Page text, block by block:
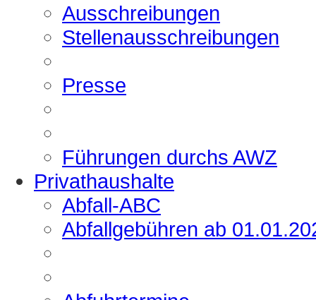
Ausschreibungen
Stellenausschreibungen
Presse
Führungen durchs AWZ
Privathaushalte
Abfall-ABC
Abfallgebühren ab